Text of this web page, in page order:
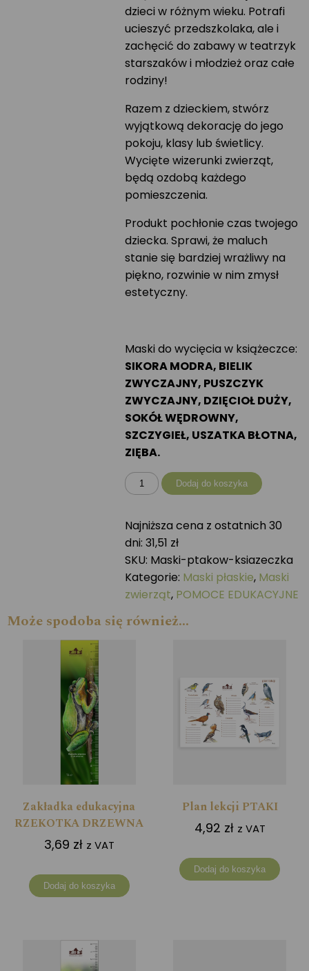
dzieci w różnym wieku. Potrafi
ucieszyć przedszkolaka, ale i
zachęcić do zabawy w teatrzyk
starszaków i młodzież oraz całe
rodziny!
Razem z dzieckiem, stwórz
wyjątkową dekorację do jego
pokoju, klasy lub świetlicy.
Wycięte wizerunki zwierząt,
będą ozdobą każdego
pomieszczenia.
Produkt pochłonie czas twojego
dziecka. Sprawi, że maluch
stanie się bardziej wrażliwy na
piękno, rozwinie w nim zmysł
estetyczny.
Maski do wycięcia w książeczce:
SIKORA MODRA, BIELIK
ZWYCZAJNY, PUSZCZYK
ZWYCZAJNY, DZIĘCIOŁ DUŻY,
SOKÓŁ WĘDROWNY,
SZCZYGIEŁ, USZATKA BŁOTNA,
ZIĘBA.
ilość
Maski
do
samodzielnego
wycięcia
Dodaj do koszyka
Najniższa cena z ostatnich 30
dni:31,51 zł
SKU: Maski-ptakow-ksiazeczka
Kategorie: Maski płaskie, Maski
zwierząt, POMOCE EDUKACYJNE
Może spodoba się również…
Zakładka edukacyjna
RZEKOTKA DRZEWNA
3,69 zł z VAT
Dodaj do koszyka
Plan lekcji PTAKI
4,92 zł z VAT
Dodaj do koszyka